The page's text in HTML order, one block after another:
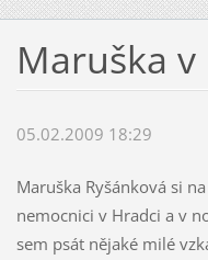
Maruška
05.02.2009 18:29
Maruška Ryšánková si
nemocnici v Hradci a v
sem psát nějaké milé